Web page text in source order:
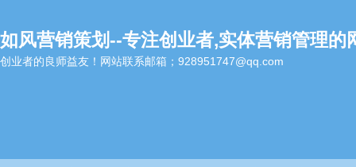
如风营销策划--专注创业者,实体营销管理的
创业者的良师益友！网站联系邮箱；928951747@qq.com